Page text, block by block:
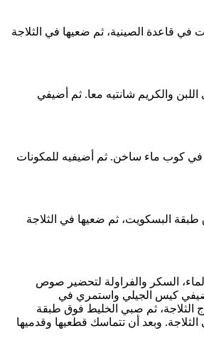
في قاعدة الصينية، ثم ضعيها في الثلاجة
والكريم شانتيه معا. ثم أضيفي
في كوب ماء ساخن. ثم أضيفيه للمكونات
البسكويت، ثم ضعيها في الثلاجة
السكر والفراولة لتحضير صوص
أضيفي كيس الجيلي واستمري في
الثلاجة، ثم صبي الخليط فوق طبقة
وبعد أن تتماسك قطعيها وقدميها